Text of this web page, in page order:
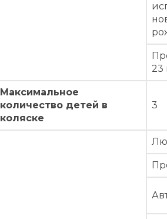
23
Максимальное
количество детей в
коляске
3